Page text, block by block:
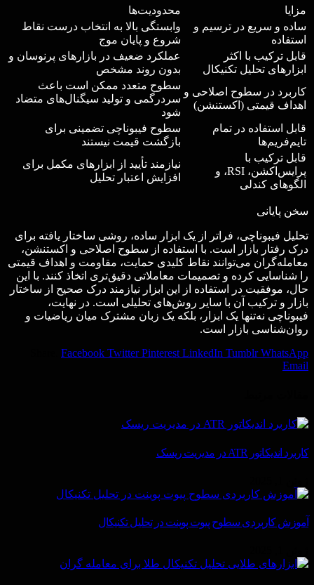
مزایا
محدودیت‌ها
ساده و سریع در ترسیم و
استفاده
وابستگی بالا به انتخاب درست نقاط
شروع و پایان موج
قابل ترکیب با اکثر
ابزارهای تحلیل تکنیکال
عملکرد ضعیف در بازارهای پرنوسان و
بدون روند مشخص
کاربرد در سطوح اصلاحی و
اهداف قیمتی (اکستنشن)
سطوح متعدد ممکن است باعث
سردرگمی و تولید سیگنال‌های متضاد
شود
قابل استفاده در تمام
تایم‌فریم‌ها
سطوح فیبوناچی تضمینی برای
بازگشت قیمت نیستند
قابل ترکیب با
پرایس‌اکشن، RSI، و
الگوهای کندلی
نیازمند تأیید از ابزارهای مکمل برای
افزایش اعتبار تحلیل
سخن پایانی
تحلیل فیبوناچی، فراتر از یک ابزار ساده، روشی ساختار یافته برای
درک رفتار بازار است. با استفاده از سطوح اصلاحی و اکستنشن،
معامله‌گران می‌توانند نقاط کلیدی حمایت، مقاومت و اهداف قیمتی
را شناسایی کرده و تصمیمات معاملاتی دقیق‌تری اتخاذ کنند. با این
حال، موفقیت در استفاده از این ابزار نیازمند درک صحیح از ساختار
بازار و ترکیب آن با سایر روش‌های تحلیلی است. در نهایت،
فیبوناچی نه‌تنها یک ابزار، بلکه یک زبان مشترک میان ریاضیات و
روان‌شناسی بازار است.
Facebook Twitter Pinterest LinkedIn Tumblr WhatsApp
Email
کاربرد اندیکاتور ATR در مدیریت ریسک
آموزش کاربردی سطوح پیوت پوینت در تحلیل تکنیکال